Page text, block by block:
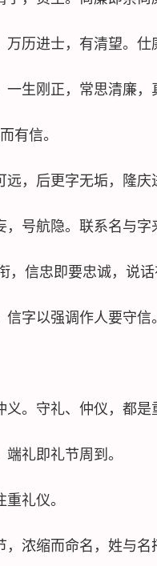
历进士，有清望。仕
生刚正，常思清廉，
有信。
后更字无垢，隆庆
号航隐。联系名与字
信忠即要忠诚，说话
字以强调作人要守信
。守礼、仲仪，都是
礼即礼节周到。
礼仪。
浓缩而命名，姓与名